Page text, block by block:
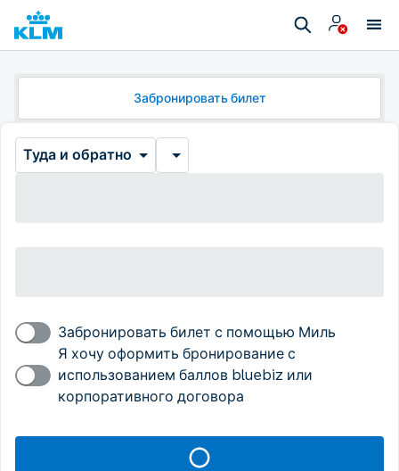
Забронировать билет
Туда и обратно
Забронировать билет с помощью Миль
Я хочу оформить бронирование с
использованием баллов bluebiz или
корпоративного договора